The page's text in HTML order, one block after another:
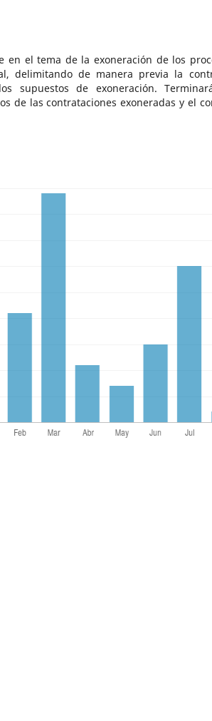
en el tema de la exoneración de los
delimitando de manera previa la
supuestos de exoneración.
de las contrataciones exoneradas y el